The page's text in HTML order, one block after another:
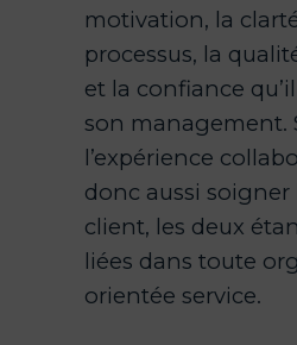
motivation, la
processus, la
et la confiance
son management.
l’expérience
donc aussi soigner
client, les deux
liées dans toute
orientée service.